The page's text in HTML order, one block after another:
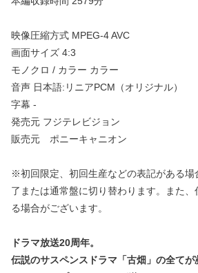
映像圧縮方式 MPEG-4 AVC
画面サイズ 4:3
モノクロ / カラー カラー
音声 日本語:リニアPCM（オリジナル）
字幕 -
発売元 フジテレビジョン
販売元 ポニーキャニオン
※初回限定、初回生産などの表記がある場
了または通常盤に切り替わります。また
る場合がございます。
ドラマ放送20周年。
伝説のサスペンスドラマ「古畑」の全て